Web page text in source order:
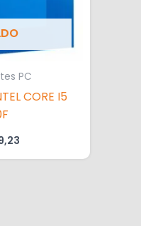
PC
CORE I5